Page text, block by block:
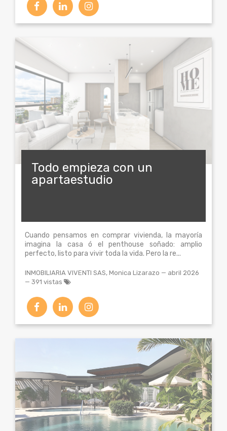
Todo empieza con un
apartaestudio
Cuando pensamos en comprar vivienda, la mayoría
imagina la casa ó el penthouse soñado: amplio
perfecto, listo para vivir toda la vida. Pero la re...
INMOBILIARIA VIVENTI SAS, Monica Lizarazo — abril 2026
— 391 vistas